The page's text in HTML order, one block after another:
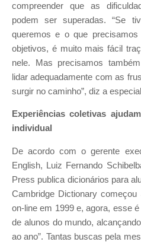
compreender que as
podem ser superadas. “Se
queremos e o que
objetivos, é muito mais fácil
nele. Mas precisamos
lidar adequadamente com as
surgir no caminho”, diz a
Experiências coletivas
individual
De acordo com o gerente
English, Luiz Fernando
Press publica dicionários para
Cambridge Dictionary
on-line em 1999 e, agora, esse
de alunos do mundo,
ao ano”. Tantas buscas pela